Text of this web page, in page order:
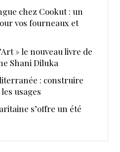
chez Cookut : un
vos fourneaux et
» le nouveau livre de
Shani Diluka
: construire
usages
s’offre un été